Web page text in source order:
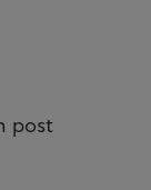
post